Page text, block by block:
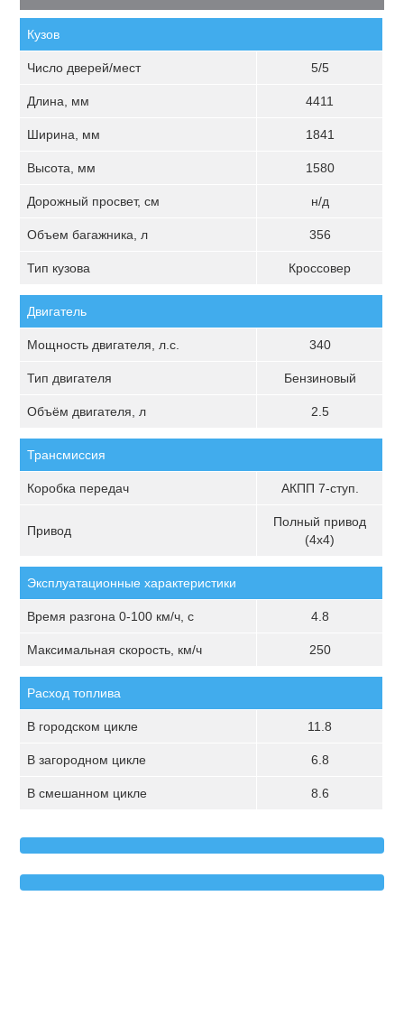
Кузов
Число дверей/мест 5/5
Длина, мм 4411
Ширина, мм 1841
Высота, мм 1580
Дорожный просвет, см н/д
Объем багажника, л 356
Тип кузова Кроссовер
Двигатель
Мощность двигателя, л.с. 340
Тип двигателя Бензиновый
Объём двигателя, л 2.5
Трансмиссия
Коробка передач АКПП 7-ступ.
Привод
Полный привод
(4х4)
Эксплуатационные характеристики
Время разгона 0-100 км/ч, с 4.8
Максимальная скорость, км/ч 250
Расход топлива
В городском цикле 11.8
В загородном цикле 6.8
В смешанном цикле 8.6